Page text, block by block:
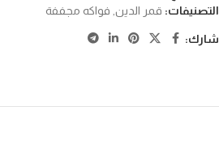
التصنيفات: قمر الدين, فواكه مجففة
شارك: